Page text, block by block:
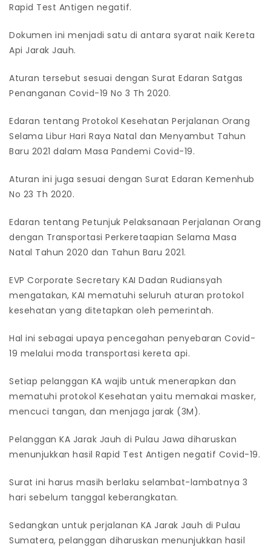
Rapid Test Antigen negatif.
Dokumen ini menjadi satu di antara syarat naik Kereta
Api Jarak Jauh.
Aturan tersebut sesuai dengan Surat Edaran Satgas
Penanganan Covid-19 No 3 Th 2020.
Edaran tentang Protokol Kesehatan Perjalanan Orang
Selama Libur Hari Raya Natal dan Menyambut Tahun
Baru 2021 dalam Masa Pandemi Covid-19.
Aturan ini juga sesuai dengan Surat Edaran Kemenhub
No 23 Th 2020.
Edaran tentang Petunjuk Pelaksanaan Perjalanan Orang
dengan Transportasi Perkeretaapian Selama Masa
Natal Tahun 2020 dan Tahun Baru 2021.
EVP Corporate Secretary KAI Dadan Rudiansyah
mengatakan, KAI mematuhi seluruh aturan protokol
kesehatan yang ditetapkan oleh pemerintah.
Hal ini sebagai upaya pencegahan penyebaran Covid-
19 melalui moda transportasi kereta api.
Setiap pelanggan KA wajib untuk menerapkan dan
mematuhi protokol Kesehatan yaitu memakai masker,
mencuci tangan, dan menjaga jarak (3M).
Pelanggan KA Jarak Jauh di Pulau Jawa diharuskan
menunjukkan hasil Rapid Test Antigen negatif Covid-19.
Surat ini harus masih berlaku selambat-lambatnya 3
hari sebelum tanggal keberangkatan.
Sedangkan untuk perjalanan KA Jarak Jauh di Pulau
Sumatera, pelanggan diharuskan menunjukkan hasil